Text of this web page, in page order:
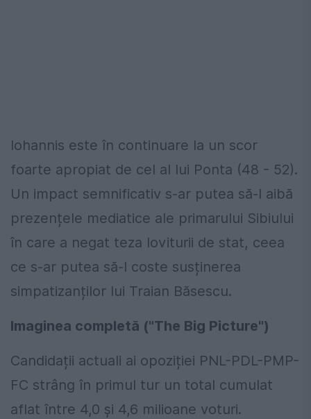
Iohannis este în continuare la un scor
foarte apropiat de cel al lui Ponta (48 - 52).
Un impact semnificativ s-ar putea să-l aibă
prezențele mediatice ale primarului Sibiului
în care a negat teza loviturii de stat, ceea
ce s-ar putea să-l coste susținerea
simpatizanților lui Traian Băsescu.
Imaginea completă ("The Big Picture")
Candidații actuali ai opoziției PNL-PDL-PMP-
FC strâng în primul tur un total cumulat
aflat între 4,0 și 4,6 milioane voturi.